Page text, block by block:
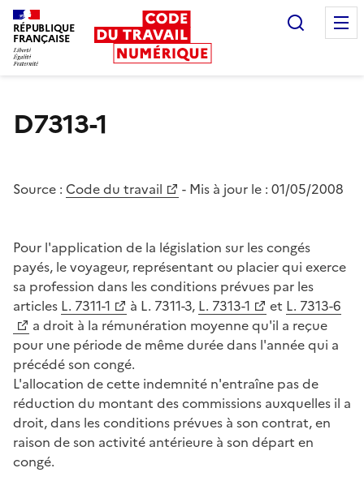
RÉPUBLIQUE
FRANÇAISE
D7313-1
Source : Code du travail - Mis à jour le : 01/05/2008
Pour l'application de la législation sur les congés
payés, le voyageur, représentant ou placier qui exerce
sa profession dans les conditions prévues par les
articles L. 7311-1 à L. 7311-3, L. 7313-1 et L. 7313-6
a droit à la rémunération moyenne qu'il a reçue
pour une période de même durée dans l'année qui a
précédé son congé.
L'allocation de cette indemnité n'entraîne pas de
réduction du montant des commissions auxquelles il a
droit, dans les conditions prévues à son contrat, en
raison de son activité antérieure à son départ en
congé.